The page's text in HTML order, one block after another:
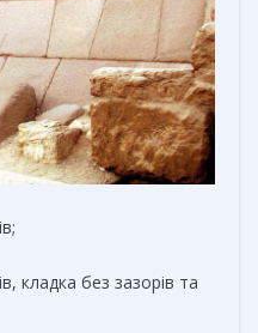
кладка без зазорів та